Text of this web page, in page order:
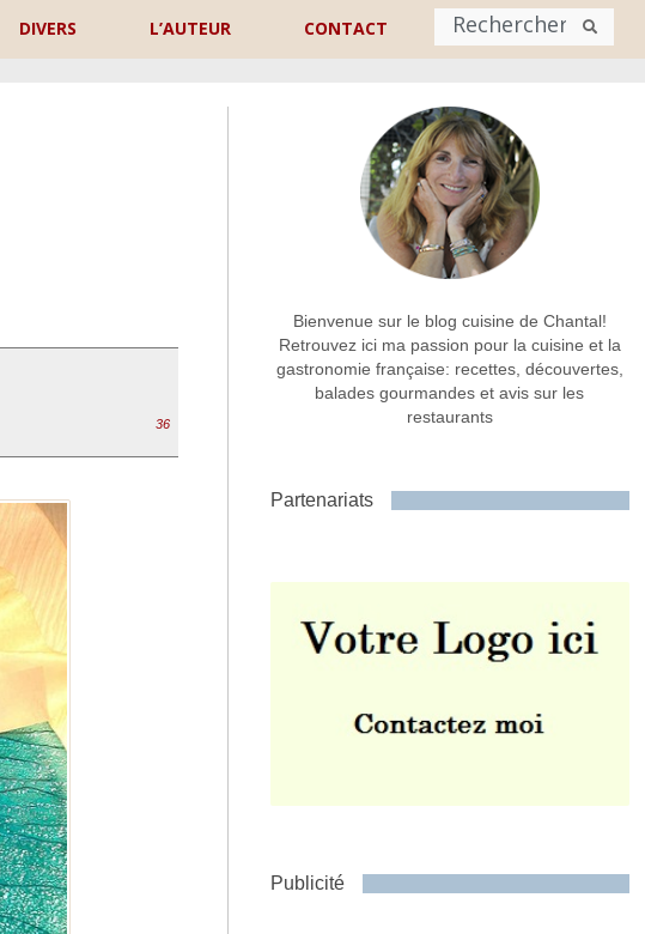
DIVERS L’AUTEUR CONTACT
Nom
Commentaire ou message *
36
Bienvenue sur le blog cuisine de Chantal!
Retrouvez ici ma passion pour la cuisine et la
gastronomie française: recettes, découvertes,
balades gourmandes et avis sur les
restaurants
Partenariats
Publicité